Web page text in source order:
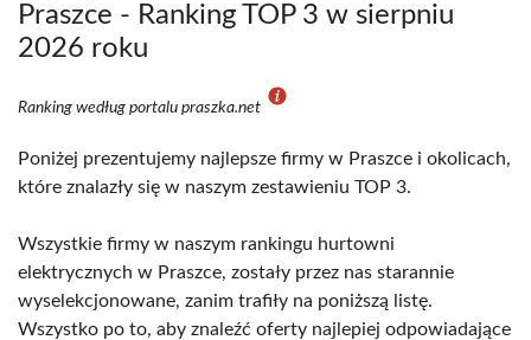
Praszce - Ranking TOP 3 w sierpniu
2026 roku
Ranking według portalu praszka.net
Poniżej prezentujemy najlepsze firmy w Praszce i okolicach,
które znalazły się w naszym zestawieniu TOP 3.
Wszystkie firmy w naszym rankingu hurtowni
elektrycznych w Praszce, zostały przez nas starannie
wyselekcjonowane, zanim trafiły na poniższą listę.
Wszystko po to, aby znaleźć oferty najlepiej odpowiadające